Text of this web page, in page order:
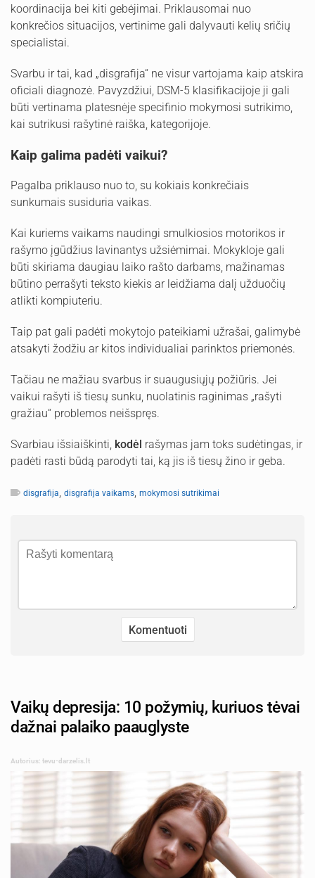
koordinacija bei kiti gebėjimai. Priklausomai nuo
konkrečios situacijos, vertinime gali dalyvauti kelių sričių
specialistai.
Svarbu ir tai, kad „disgrafija“ ne visur vartojama kaip atskira
oficiali diagnozė. Pavyzdžiui, DSM-5 klasifikacijoje ji gali
būti vertinama platesnėje specifinio mokymosi sutrikimo,
kai sutrikusi rašytinė raiška, kategorijoje.
Kaip galima padėti vaikui?
Pagalba priklauso nuo to, su kokiais konkrečiais
sunkumais susiduria vaikas.
Kai kuriems vaikams naudingi smulkiosios motorikos ir
rašymo įgūdžius lavinantys užsiėmimai. Mokykloje gali
būti skiriama daugiau laiko rašto darbams, mažinamas
būtino perrašyti teksto kiekis ar leidžiama dalį užduočių
atlikti kompiuteriu.
Taip pat gali padėti mokytojo pateikiami užrašai, galimybė
atsakyti žodžiu ar kitos individualiai parinktos priemonės.
Tačiau ne mažiau svarbus ir suaugusiųjų požiūris. Jei
vaikui rašyti iš tiesų sunku, nuolatinis raginimas „rašyti
gražiau“ problemos neišspręs.
Svarbiau išsiaiškinti, kodėl rašymas jam toks sudėtingas, ir
padėti rasti būdą parodyti tai, ką jis iš tiesų žino ir geba.
disgrafija, disgrafija vaikams, mokymosi sutrikimai
Vaikų depresija: 10 požymių, kuriuos tėvai
dažnai palaiko paauglyste
Autorius: tevu-darzelis.lt